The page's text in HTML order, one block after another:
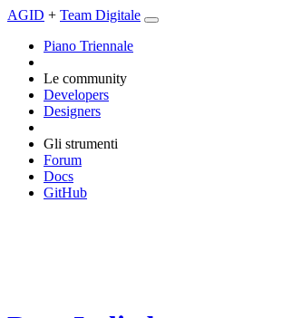
AGID + Team Digitale
Piano Triennale
Le community
Developers
Designers
Gli strumenti
Forum
Docs
GitHub